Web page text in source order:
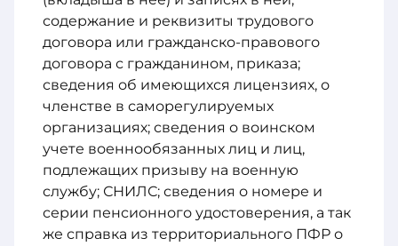
содержание и реквизиты трудового
договора или гражданско-правового
договора с гражданином, приказа;
сведения об имеющихся лицензиях, о
членстве в саморегулируемых
организациях; сведения о воинском
учете военнообязанных лиц и лиц,
подлежащих призыву на военную
службу; СНИЛС; сведения о номере и
серии пенсионного удостоверения, а так
же справка из территориального ПФР о